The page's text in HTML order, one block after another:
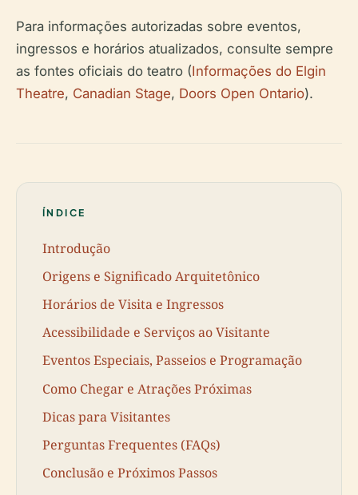
Para informações autorizadas sobre eventos,
ingressos e horários atualizados, consulte sempre
as fontes oficiais do teatro (Informações do Elgin
Theatre, Canadian Stage, Doors Open Ontario).
ÍNDICE
Introdução
Origens e Significado Arquitetônico
Horários de Visita e Ingressos
Acessibilidade e Serviços ao Visitante
Eventos Especiais, Passeios e Programação
Como Chegar e Atrações Próximas
Dicas para Visitantes
Perguntas Frequentes (FAQs)
Conclusão e Próximos Passos